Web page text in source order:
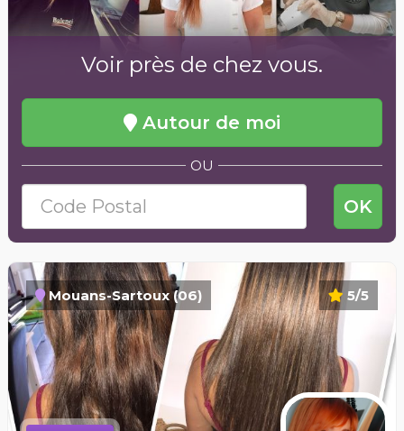
Voir près de chez vous.
Autour de moi
OU
OK
5/5
Mouans-Sartoux (06)